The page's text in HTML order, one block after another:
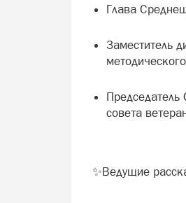
Глава
Заместитель
совета
✨Ведущие